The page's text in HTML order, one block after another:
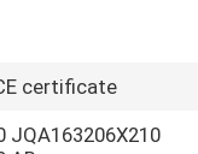
certificate
JQA163206X210